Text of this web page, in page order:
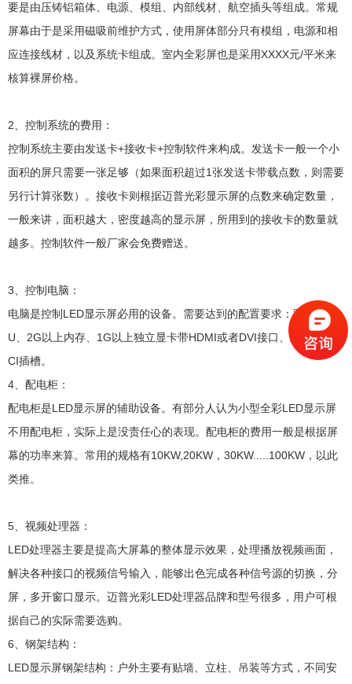
要是由压铸铝箱体、电源、模组、内部线材、航空插头等组成。常规
屏幕由于是采用磁吸前维护方式，使用屏体部分只有模组，电源和相
应连接线材，以及系统卡组成。室内全彩屏也是采用XXXX元/平米来
核算裸屏价格。
2、控制系统的费用：
控制系统主要由发送卡+接收卡+控制软件来构成。发送卡一般一个小
面积的屏只需要一张足够（如果面积超过1张发送卡带载点数，则需要
另行计算张数）。接收卡则根据迈普光彩显示屏的点数来确定数量，
一般来讲，面积越大，密度越高的显示屏，所用到的接收卡的数量就
越多。控制软件一般厂家会免费赠送。
3、控制电脑：
电脑是控制LED显示屏必用的设备。需要达到的配置要求：双核的CP
U、2G以上内存、1G以上独立显卡带HDMI或者DVI接口、主板须有P
CI插槽。
4、配电柜：
配电柜是LED显示屏的辅助设备。有部分人认为小型全彩LED显示屏
不用配电柜，实际上是没责任心的表现。配电柜的费用一般是根据屏
幕的功率来算。常用的规格有10KW,20KW，30KW.....100KW，以此
类推。
5、视频处理器：
LED处理器主要是提高大屏幕的整体显示效果，处理播放视频画面，
解决各种接口的视频信号输入，能够出色完成各种信号源的切换，分
屏，多开窗口显示。迈普光彩LED处理器品牌和型号很多，用户可根
据自己的实际需要选购。
6、钢架结构：
LED显示屏钢架结构：户外主要有贴墙、立柱、吊装等方式，不同安